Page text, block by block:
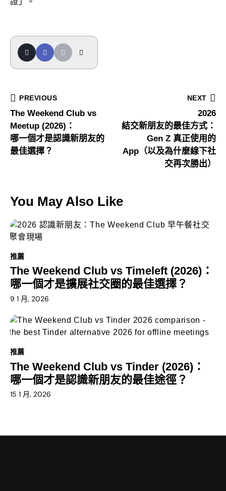
PREVIOUS
The Weekend Club vs
Meetup (2026)：
哪一個才是認識新朋友的
最佳選擇？
NEXT
2026
結交新朋友的最佳方式：
Gen Z 真正使用的
App（以及為什麼線下社
交再次勝出）
You May Also Like
推薦
The Weekend Club vs Timeleft (2026)：
哪一個才是擴展社交圈的最佳選擇？
9 1 月, 2026
推薦
The Weekend Club vs Tinder (2026)：
哪一個才是認識新朋友的最佳途徑？
15 1 月, 2026